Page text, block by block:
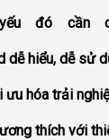
yếu đó cần
dễ hiểu, dễ sử
ưu hóa trải
thích với